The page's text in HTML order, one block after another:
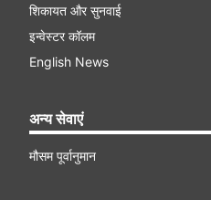
शिकायत और सुनवाई
इन्वेस्टर कॉलम
English News
अन्य सेवाएं
मौसम पूर्वानुमान